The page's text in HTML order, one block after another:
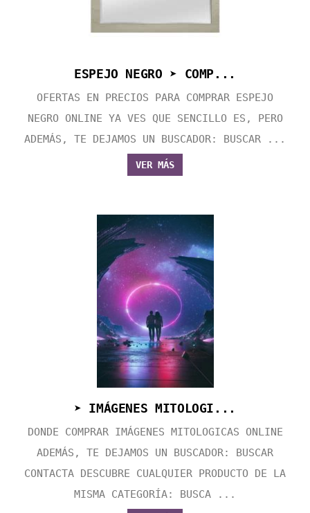
ESPEJO NEGRO ➤ COMP...
OFERTAS EN PRECIOS PARA COMPRAR ESPEJO
NEGRO ONLINE YA VES QUE SENCILLO ES, PERO
ADEMÁS, TE DEJAMOS UN BUSCADOR: BUSCAR ...
VER MÁS
➤ IMÁGENES MITOLOGI...
DONDE COMPRAR IMÁGENES MITOLOGICAS ONLINE
ADEMÁS, TE DEJAMOS UN BUSCADOR: BUSCAR
CONTACTA DESCUBRE CUALQUIER PRODUCTO DE LA
MISMA CATEGORÍA: BUSCA ...